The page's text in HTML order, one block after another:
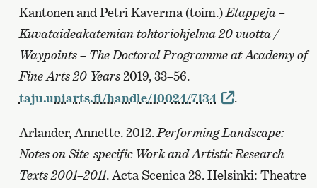
Kantonen and Petri Kaverma (toim.) Etappeja –
Kuvataideakatemian tohtoriohjelma 20 vuotta /
Waypoints – The Doctoral Programme at Academy of
Fine Arts 20 Years 2019, 33–56.
taju.uniarts.fi/handle/10024/7134
.
Arlander, Annette. 2012.Performing Landscape:
Notes on Site-specific Work and Artistic Research –
Texts 2001–2011. Acta Scenica 28. Helsinki: Theatre